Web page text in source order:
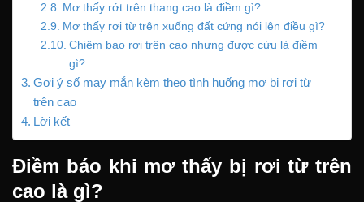
Mơ thấy rớt trên thang cao là điềm gì?
Mơ thấy rơi từ trên xuống đất cứng nói lên điều gì?
Chiêm bao rơi trên cao nhưng được cứu là điềm
gì?
Gợi ý số may mắn kèm theo tình huống mơ bị rơi từ
trên cao
Lời kết
Điềm báo khi mơ thấy bị rơi từ trên
cao là gì?